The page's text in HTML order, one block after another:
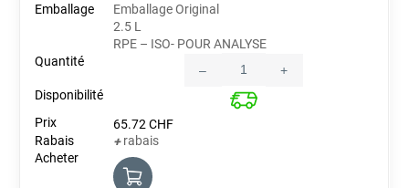
Emballage Original
2.5 L
RPE – ISO- POUR ANALYSE
Quantity
– +
65.72CHF
+rabais